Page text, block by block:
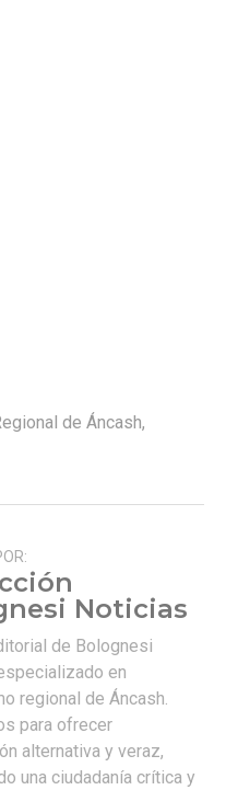
de Áncash,
Noticias
de Bolognesi
en
regional de Áncash.
para ofrecer
alternativa y veraz,
una ciudadanía crítica y